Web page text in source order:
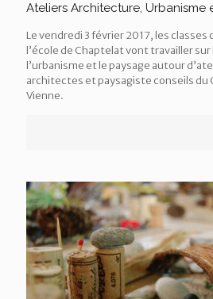
Ateliers Architecture, Urbanisme
Le vendredi 3 février 2017, les classes
l’école de Chaptelat vont travailler
l’urbanisme et le paysage autour
architectes et paysagiste conseils du
Vienne.